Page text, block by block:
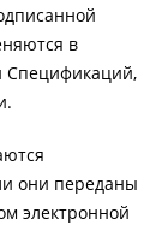
в
Спецификаций,
они переданы
электронной